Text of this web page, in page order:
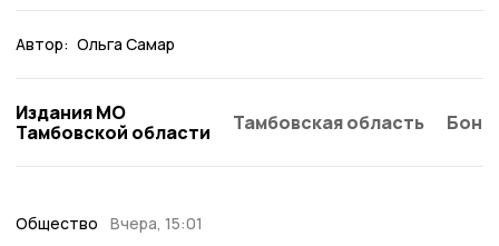
Автор: Ольга Самар
Издания МО
Тамбовской области
Тамбовская область
Общество Вчера, 15:01